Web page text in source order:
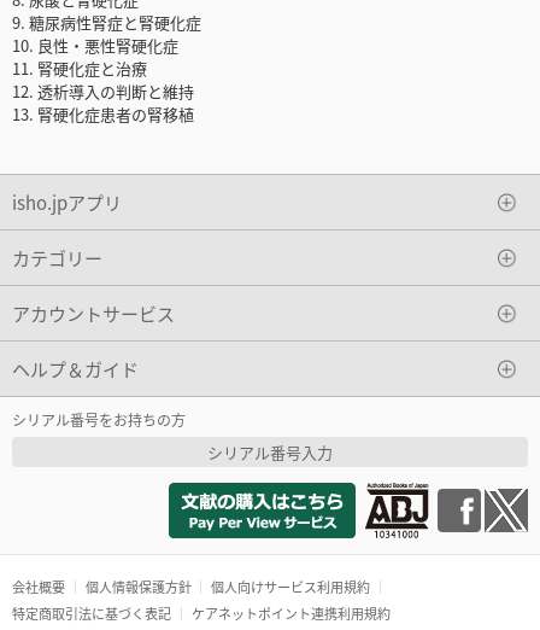
9. 糖尿病性腎症と腎硬化症
10. 良性・悪性腎硬化症
11. 腎硬化症と治療
12. 透析導入の判断と維持
13. 腎硬化症患者の腎移植
isho.jpアプリ
カテゴリー
アカウントサービス
ヘルプ＆ガイド
シリアル番号をお持ちの方
シリアル番号入力
会社概要 個人情報保護方針
個人向けサービス利用規約
特定商取引法に基づく表記
ケアネットポイント連携利用規約